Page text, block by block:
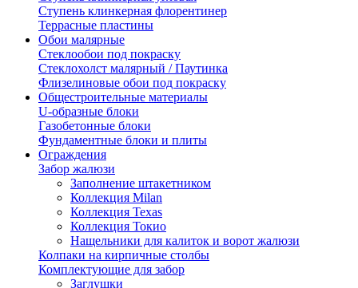
Ступень клинкерная флорентинер
Террасные пластины
Обои малярные
Стеклообои под покраску
Стеклохолст малярный / Паутинка
Флизелиновые обои под покраску
Общестроительные материалы
U-образные блоки
Газобетонные блоки
Фундаментные блоки и плиты
Ограждения
Забор жалюзи
Заполнение штакетником
Коллекция Milan
Коллекция Texas
Коллекция Токио
Нащельники для калиток и ворот жалюзи
Колпаки на кирпичные столбы
Комплектующие для забор
Заглушки